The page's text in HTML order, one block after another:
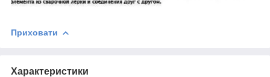
Приховати
Характеристики